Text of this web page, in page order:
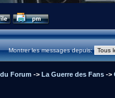
Montrer les messages depuis:
Forum -> La Guerre des Fans->